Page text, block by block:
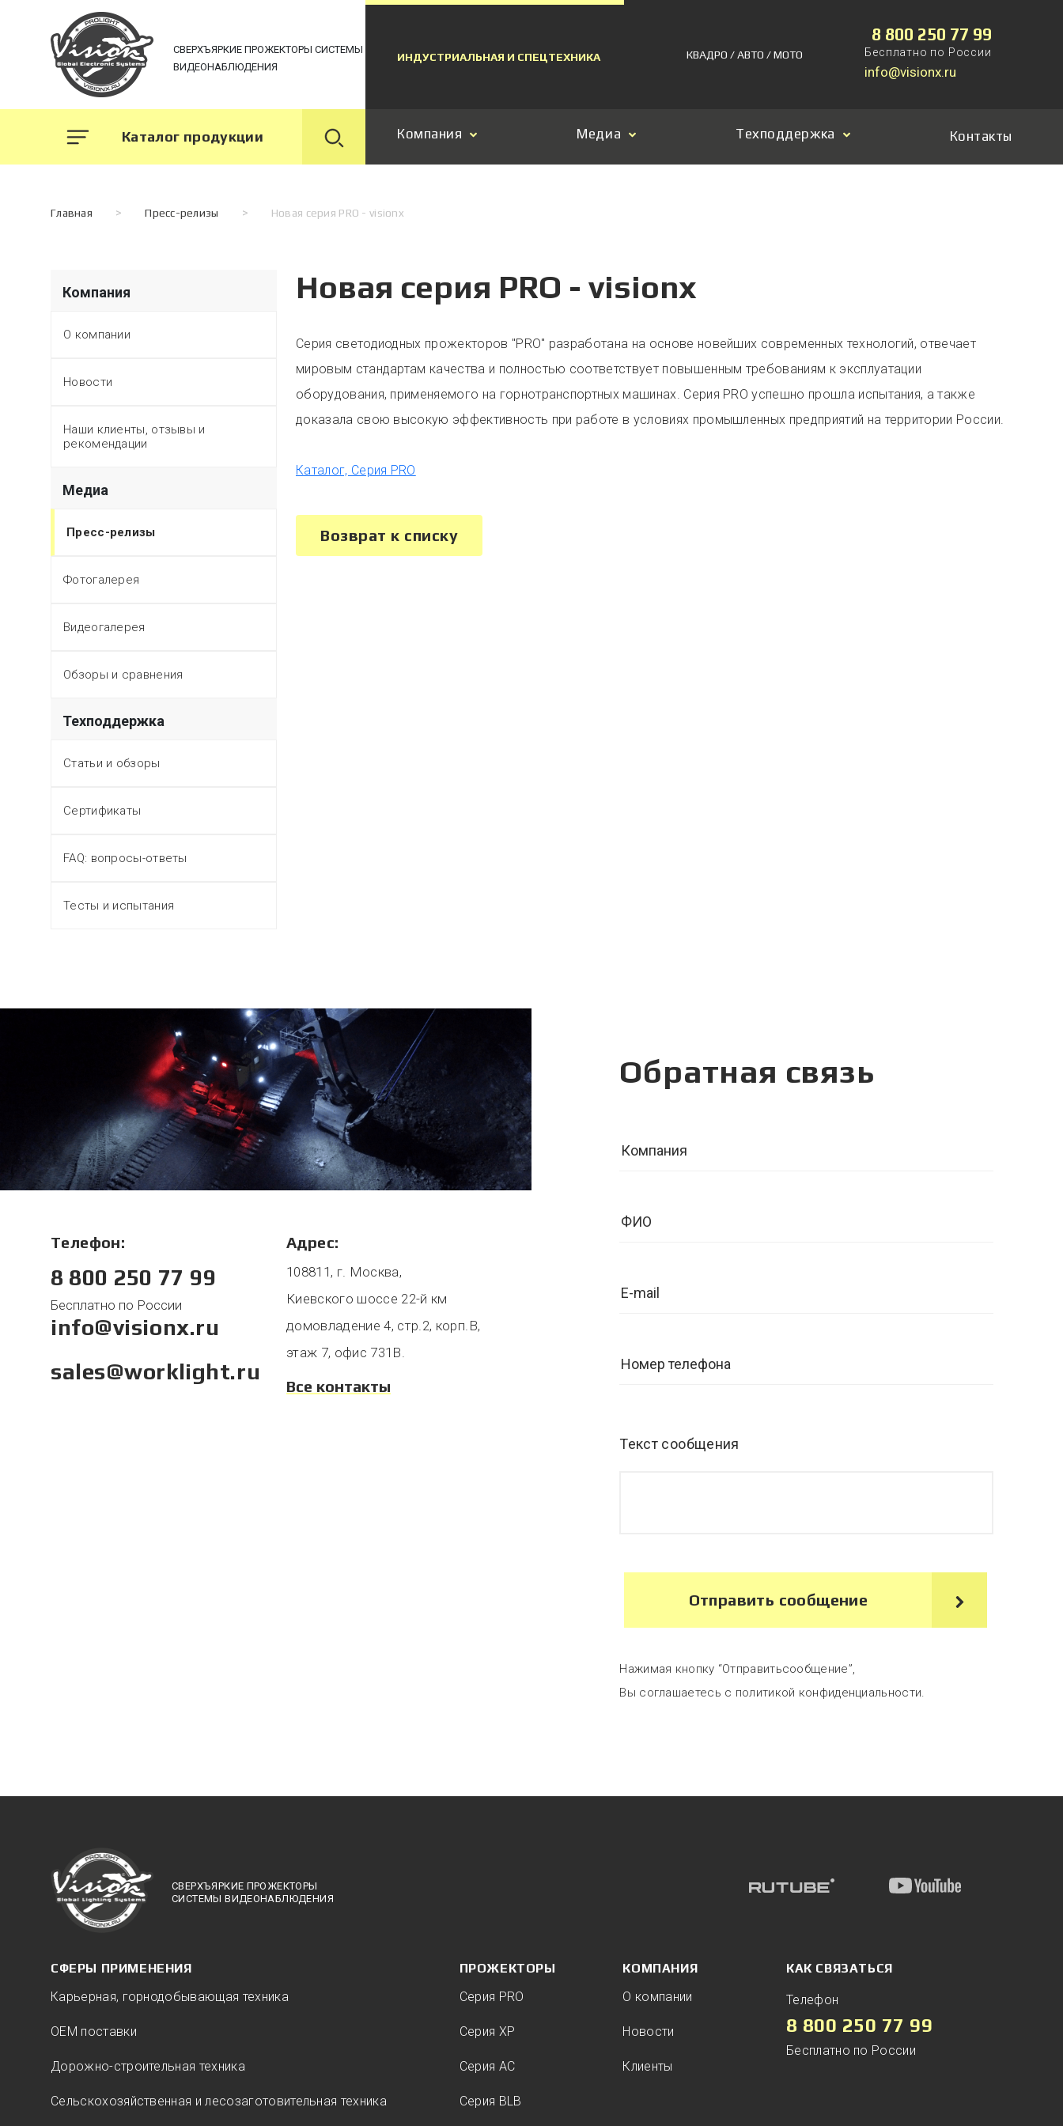
СВЕРХЪЯРКИЕ ПРОЖЕКТОРЫ СИСТЕМЫ
ВИДЕОНАБЛЮДЕНИЯ
ИНДУСТРИАЛЬНАЯ И СПЕЦТЕХНИКА КВАДРО / АВТО / МОТО
8 800 250 77 99
Бесплатно по России
info@visionx.ru
Каталог продукции Компания Медиа Техподдержка Контакты
Главная > Пресс-релизы > Новая серия PRO - visionx
Компания
О компании
Новости
Наши клиенты, отзывы и
рекомендации
Медиа
Пресс-релизы
Фотогалерея
Видеогалерея
Обзоры и сравнения
Техподдержка
Статьи и обзоры
Сертификаты
FAQ: вопросы-ответы
Тесты и испытания
Новая серия PRO - visionx
Cерия светодиодных прожекторов "PRO" разработана на основе новейших современных технологий, отвечает
мировым стандартам качества и полностью соответствует повышенным требованиям к эксплуатации
оборудования, применяемого на горнотранспортных машинах. Серия PRO успешно прошла испытания, а также
доказала свою высокую эффективность при работе в условиях промышленных предприятий на территории России.
Каталог, Серия PRO
Возврат к списку
Телефон:
8 800 250 77 99
Бесплатно по России
info@visionx.ru
sales@worklight.ru
Адрес:
108811, г. Москва,
Киевского шоссе 22-й км
домовладение 4, стр.2, корп.В,
этаж 7, офис 731В.
Все контакты
Обратная связь
Текст сообщения
Отправить сообщение
Нажимая кнопку “Отправитьсообщение”,
Вы соглашаетесь с политикой конфиденциальности.
СВЕРХЪЯРКИЕ ПРОЖЕКТОРЫ
СИСТЕМЫ ВИДЕОНАБЛЮДЕНИЯ
СФЕРЫ ПРИМЕНЕНИЯ
Карьерная, горнодобывающая техника
ОЕМ поставки
Дорожно-строительная техника
Сельскохозяйственная и лесозаготовительная техника
ПРОЖЕКТОРЫ
Серия PRO
Серия XP
Серия AC
Серия BLB
КОМПАНИЯ
О компании
Новости
Клиенты
КАК СВЯЗАТЬСЯ
Телефон
8 800 250 77 99
Бесплатно по России